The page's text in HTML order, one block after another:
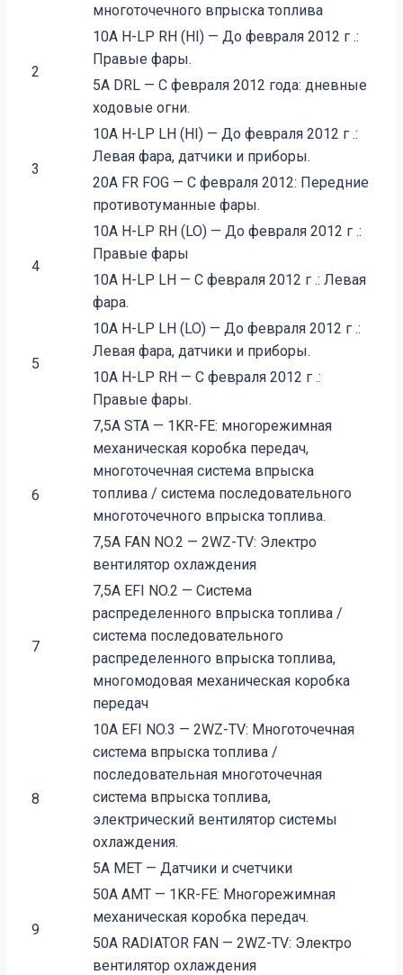
многоточечного впрыска топлива
2
10A H-LP RH (HI) — До февраля 2012 г .:
Правые фары.
5A DRL — С февраля 2012 года: дневные
ходовые огни.
3
10A H-LP LH (HI) — До февраля 2012 г .:
Левая фара, датчики и приборы.
20A FR FOG — С февраля 2012: Передние
противотуманные фары.
4
10A H-LP RH (LO) — До февраля 2012 г .:
Правые фары
10A H-LP LH — С февраля 2012 г .: Левая
фара.
5
10A H-LP LH (LO) — До февраля 2012 г .:
Левая фара, датчики и приборы.
10A H-LP RH — С февраля 2012 г .:
Правые фары.
6
7,5A STA — 1KR-FE: многорежимная
механическая коробка передач,
многоточечная система впрыска
топлива / система последовательного
многоточечного впрыска топлива.
7,5A FAN NO.2 — 2WZ-TV: Электро
вентилятор охлаждения
7
7,5A EFI NO.2 — Система
распределенного впрыска топлива /
система последовательного
распределенного впрыска топлива,
многомодовая механическая коробка
передач
8
10A EFI NO.3 — 2WZ-TV: Многоточечная
система впрыска топлива /
последовательная многоточечная
система впрыска топлива,
электрический вентилятор системы
охлаждения.
5A MET — Датчики и счетчики
9
50A AMT — 1KR-FE: Многорежимная
механическая коробка передач.
50A RADIATOR FAN — 2WZ-TV: Электро
вентилятор охлаждения